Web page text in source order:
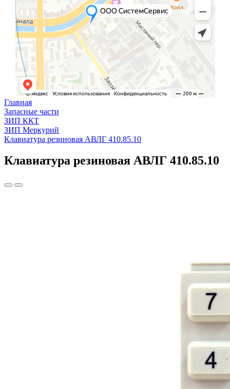
Главная
Запасные части
ЗИП ККТ
ЗИП Меркурий
Клавиатура резиновая АВЛГ 410.85.10
Клавиатура резиновая АВЛГ 410.85.10